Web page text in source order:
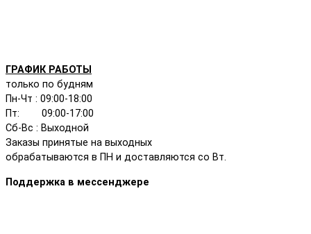
ГРАФИК РАБОТЫ
только по будням
Пн-Чт : 09:00-18:00
Пт: 09:00-17:00
Сб-Вс : Выходной
Заказы принятые на выходных
обрабатываются в ПН и доставляются со Вт.
Поддержка в мессенджере